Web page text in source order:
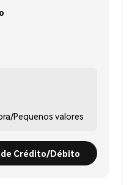
Pequenos valores
de Crédito/Débito